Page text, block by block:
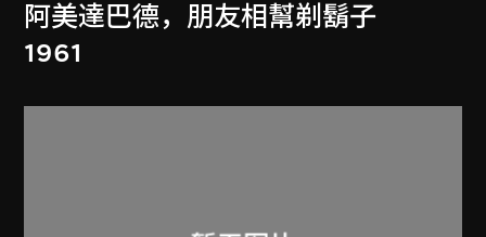
阿美達巴德，朋友相幫剃鬍子
1961